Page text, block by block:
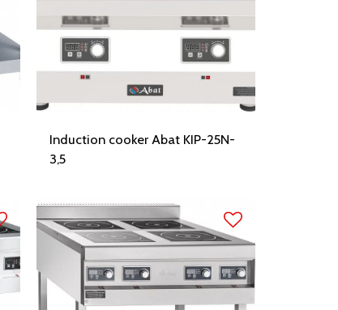
Induction cooker Abat KIP-25N-
3,5